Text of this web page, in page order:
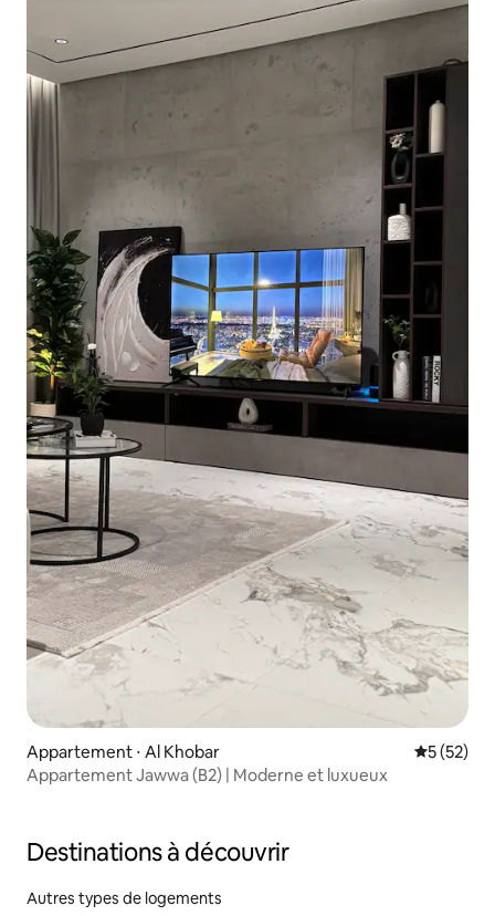
Appartement ⋅ Al Khobar
5 (52)
Appartement Jawwa (B2) | Moderne et luxueux
Destinations à découvrir
Autres types de logements